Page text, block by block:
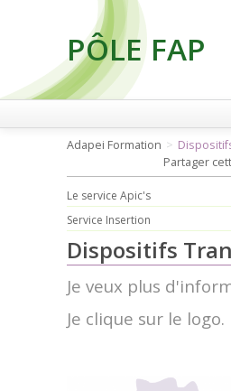
PÔLE FAP
Adapei Formation
Partager
Le service Apic's
Service Insertion
Dispositifs
Je veux plus
Je clique sur le logo.